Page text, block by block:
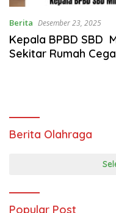
Berita Desember 23, 2025
Kepala BPBD SBD
Sekitar Rumah
Berita Olahraga
Popular Post